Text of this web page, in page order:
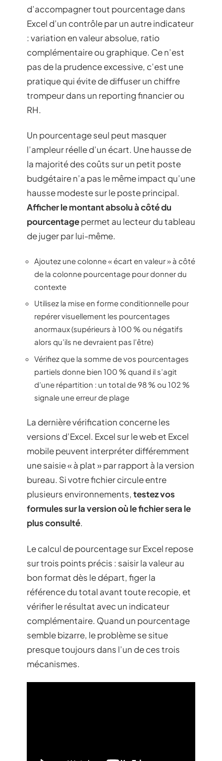
d’accompagner tout pourcentage dans
Excel d’un contrôle par un autre indicateur
: variation en valeur absolue, ratio
complémentaire ou graphique. Ce n’est
pas de la prudence excessive, c’est une
pratique qui évite de diffuser un chiffre
trompeur dans un reporting financier ou
RH.
Un pourcentage seul peut masquer
l’ampleur réelle d’un écart. Une hausse de
la majorité des coûts sur un petit poste
budgétaire n’a pas le même impact qu’une
hausse modeste sur le poste principal.
Afficher le montant absolu à côté du
pourcentagepermet au lecteur du tableau
de juger par lui-même.
Ajoutez une colonne « écart en valeur » à côté
de la colonne pourcentage pour donner du
contexte
Utilisez la mise en forme conditionnelle pour
repérer visuellement les pourcentages
anormaux (supérieurs à 100 % ou négatifs
alors qu’ils ne devraient pas l’être)
Vérifiez que la somme de vos pourcentages
partiels donne bien 100 % quand il s’agit
d’une répartition : un total de 98 % ou 102 %
signale une erreur de plage
La dernière vérification concerne les
versions d’Excel. Excel sur le web et Excel
mobile peuvent interpréter différemment
une saisie « à plat » par rapport à la version
bureau. Si votre fichier circule entre
plusieurs environnements, testez vos
formules sur la version où le fichier sera le
plus consulté.
Le calcul de pourcentage sur Excel repose
sur trois points précis : saisir la valeur au
bon format dès le départ, figer la
référence du total avant toute recopie, et
vérifier le résultat avec un indicateur
complémentaire. Quand un pourcentage
semble bizarre, le problème se situe
presque toujours dans l’un de ces trois
mécanismes.